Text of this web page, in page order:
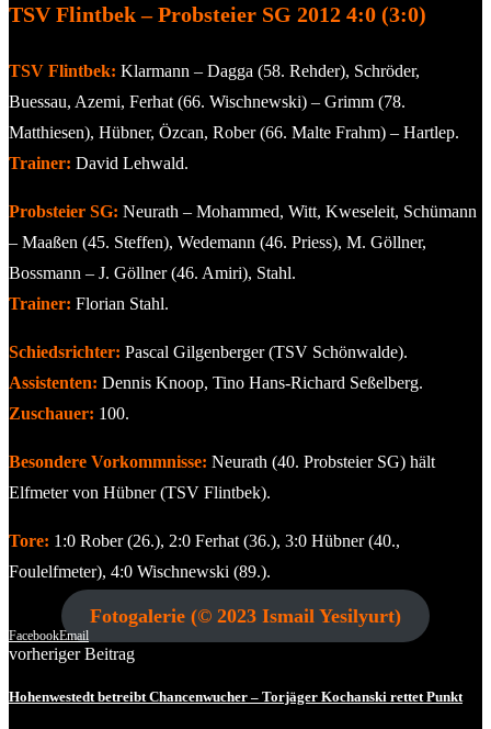
TSV Flintbek – Probsteier SG 2012 4:0 (3:0)
TSV Flintbek: Klarmann – Dagga (58. Rehder), Schröder,
Buessau, Azemi, Ferhat (66. Wischnewski) – Grimm (78.
Matthiesen), Hübner, Özcan, Rober (66. Malte Frahm) – Hartlep.
Trainer: David Lehwald.
Probsteier SG: Neurath – Mohammed, Witt, Kweseleit, Schümann
– Maaßen (45. Steffen), Wedemann (46. Priess), M. Göllner,
Bossmann – J. Göllner (46. Amiri), Stahl.
Trainer: Florian Stahl.
Schiedsrichter: Pascal Gilgenberger (TSV Schönwalde).
Assistenten: Dennis Knoop, Tino Hans-Richard Seßelberg.
Zuschauer: 100.
Besondere Vorkommnisse: Neurath (40. Probsteier SG) hält
Elfmeter von Hübner (TSV Flintbek).
Tore: 1:0 Rober (26.), 2:0 Ferhat (36.), 3:0 Hübner (40.,
Foulelfmeter), 4:0 Wischnewski (89.).
Fotogalerie (© 2023 Ismail Yesilyurt)
FacebookEmail
vorheriger Beitrag
Hohenwestedt betreibt Chancenwucher – Torjäger Kochanski rettet Punkt